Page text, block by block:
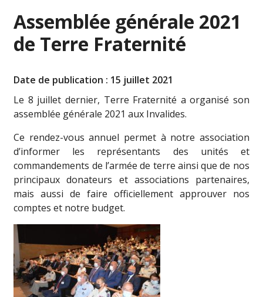
Assemblée générale 2021
de Terre Fraternité
Date de publication : 15 juillet 2021
Le 8 juillet dernier, Terre Fraternité a organisé son
assemblée générale 2021 aux Invalides.
Ce rendez-vous annuel permet à notre association
d’informer les représentants des unités et
commandements de l’armée de terre ainsi que de nos
principaux donateurs et associations partenaires,
mais aussi de faire officiellement approuver nos
comptes et notre budget.